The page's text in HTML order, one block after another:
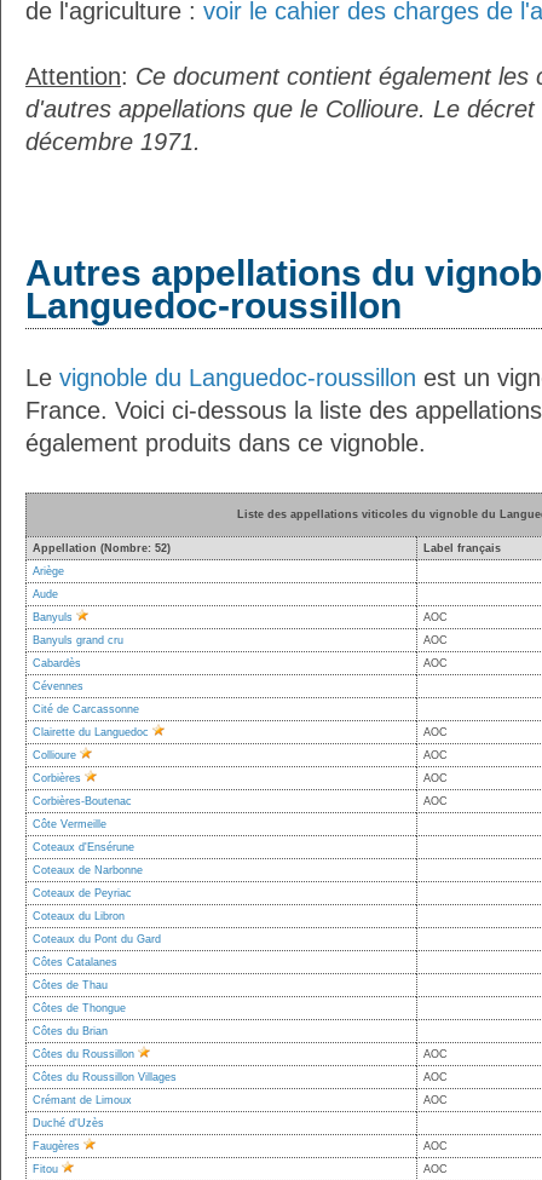
de l'agriculture : voir le cahier des charges de
Attention: Ce document contient également les
d'autres appellations que le Collioure. Le
décembre 1971.
Autres appellations du
Languedoc-roussillon
Le vignoble du Languedoc-roussillon est un
France. Voici ci-dessous la liste des
également produits dans ce vignoble.
Liste des appellations viticoles du vignoble du
Appellation (Nombre: 52)
Label français
Ariège
Aude
Banyuls
AOC
Banyuls grand cru
AOC
Cabardès
AOC
Cévennes
Cité de Carcassonne
Clairette du Languedoc
AOC
Collioure
AOC
Corbières
AOC
Corbières-Boutenac
AOC
Côte Vermeille
Coteaux d'Ensérune
Coteaux de Narbonne
Coteaux de Peyriac
Coteaux du Libron
Coteaux du Pont du Gard
Côtes Catalanes
Côtes de Thau
Côtes de Thongue
Côtes du Brian
Côtes du Roussillon
AOC
Côtes du Roussillon Villages
AOC
Crémant de Limoux
AOC
Duché d'Uzès
Faugères
AOC
Fitou
AOC